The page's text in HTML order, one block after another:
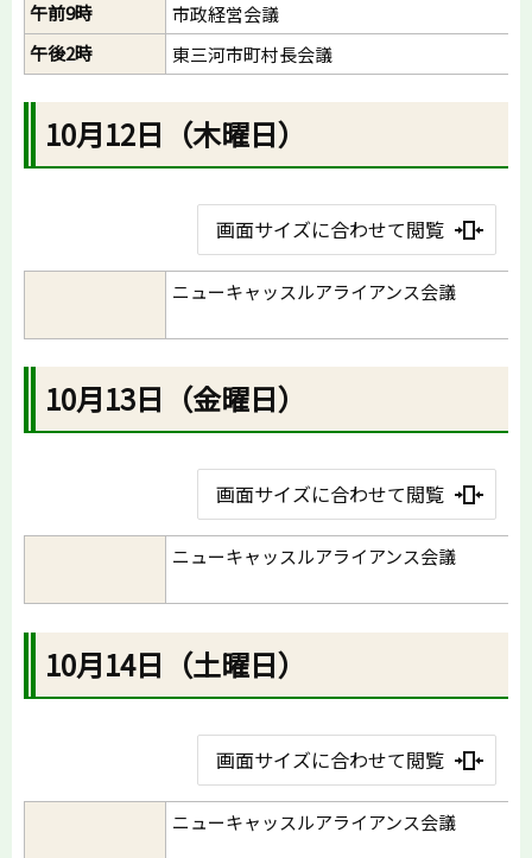
午前9時
市政経営会議
午後2時
東三河市町村長会議
10月12日（木曜日）
画面サイズに合わせて閲覧
ニューキャッスルアライアンス会議
10月13日（金曜日）
画面サイズに合わせて閲覧
ニューキャッスルアライアンス会議
10月14日（土曜日）
画面サイズに合わせて閲覧
ニューキャッスルアライアンス会議